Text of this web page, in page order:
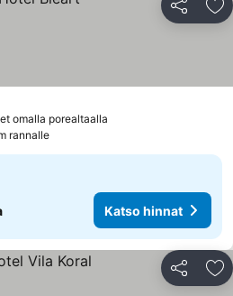
Jaa
omalla porealtaalla
rannalle
Katso hinnat
Jaa